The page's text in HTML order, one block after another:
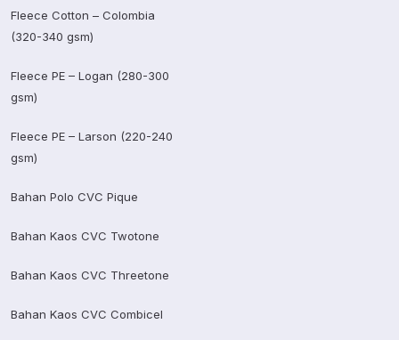
Fleece Cotton – Colombia
(320-340 gsm)
Fleece PE – Logan (280-300
gsm)
Fleece PE – Larson (220-240
gsm)
Bahan Polo CVC Pique
Bahan Kaos CVC Twotone
Bahan Kaos CVC Threetone
Bahan Kaos CVC Combicel